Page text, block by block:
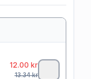
12.00 kr
13.34kr